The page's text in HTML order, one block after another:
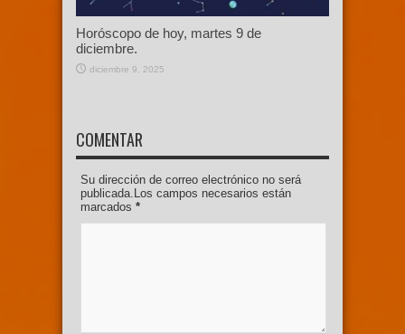
Horóscopo de hoy, martes 9 de
diciembre.
diciembre 9, 2025
COMENTAR
Su dirección de correo electrónico no será
publicada.Los campos necesarios están
marcados *